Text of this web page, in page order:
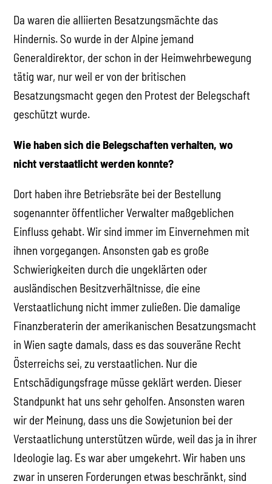
Da waren die alliierten Besatzungsmächte das
Hindernis. So wurde in der Alpine jemand
Generaldirektor, der schon in der Heimwehrbewegung
tätig war, nur weil er von der britischen
Besatzungsmacht gegen den Protest der Belegschaft
geschützt wurde.
Wie haben sich die Belegschaften verhalten, wo
nicht verstaatlicht werden konnte?
Dort haben ihre Betriebsräte bei der Bestellung
sogenannter öffentlicher Verwalter maßgeblichen
Einfluss gehabt. Wir sind immer im Einvernehmen mit
ihnen vorgegangen. Ansonsten gab es große
Schwierigkeiten durch die ungeklärten oder
ausländischen Besitzverhältnisse, die eine
Verstaatlichung nicht immer zuließen. Die damalige
Finanzberaterin der amerikanischen Besatzungsmacht
in Wien sagte damals, dass es das souveräne Recht
Österreichs sei, zu verstaatlichen. Nur die
Entschädigungsfrage müsse geklärt werden. Dieser
Standpunkt hat uns sehr geholfen. Ansonsten waren
wir der Meinung, dass uns die Sowjetunion bei der
Verstaatlichung unterstützen würde, weil das ja in ihrer
Ideologie lag. Es war aber umgekehrt. Wir haben uns
zwar in unseren Forderungen etwas beschränkt, sind